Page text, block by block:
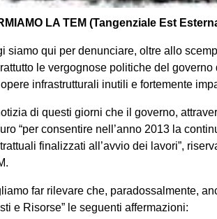
LA TEM (Tangenziale Est
siamo qui per denunciare, oltre allo
le vergognose politiche del
infrastrutturali inutili e fortemente
di questi giorni che il governo,
“per consentire nell’anno 2013 la
finalizzati all’avvio dei lavori”,
far rilevare che, paradossalmente,
e Risorse” le seguenti affermazioni: